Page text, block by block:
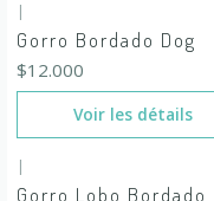
|
Gorro Bordado Dog
$12.000
Voir les détails
|
Gorro Lobo Bordado